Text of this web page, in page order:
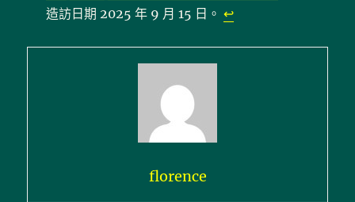
造訪日期 2025 年 9 月 15 日。↩︎
florence